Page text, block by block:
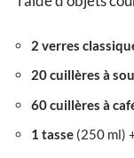
2 verres
20 cuillères à
60 cuillères à
1 tasse (250 ml)